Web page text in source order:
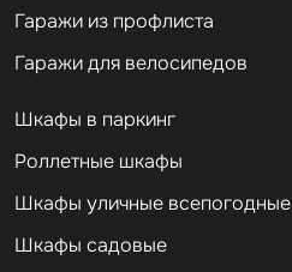
Гаражи из профлиста
Гаражи для велосипедов
Шкафы в паркинг
Роллетные шкафы
Шкафы уличные всепогодные
Шкафы садовые